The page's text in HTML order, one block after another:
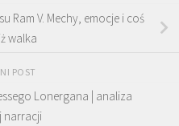
Ram V. Mechy, emocje i coś
walka
POST
Lonergana | analiza
narracji